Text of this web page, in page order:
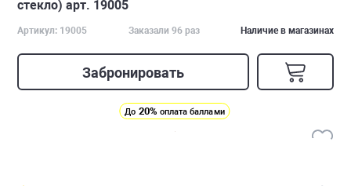
стекло) арт. 19005
Артикул: 19005 Заказали 96 раз Наличие в магазинах
Забронировать
До 20% оплата баллами